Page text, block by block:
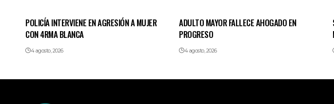
POLICÍA INTERVIENE EN AGRESIÓN A MUJER
CON 4RMA BLANCA
4 agosto, 2026
ADULTO MAYOR FALLECE AHOGADO EN
PROGRESO
4 agosto, 2026